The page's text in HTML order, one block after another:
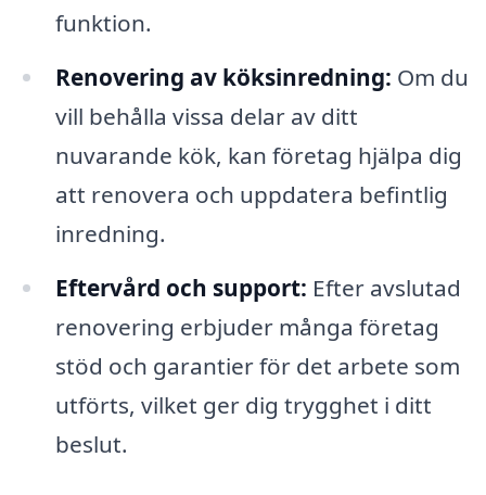
funktion.
Renovering av köksinredning: Om du
vill behålla vissa delar av ditt
nuvarande kök, kan företag hjälpa dig
att renovera och uppdatera befintlig
inredning.
Eftervård och support: Efter avslutad
renovering erbjuder många företag
stöd och garantier för det arbete som
utförts, vilket ger dig trygghet i ditt
beslut.